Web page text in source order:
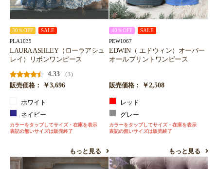
30％OFF SALE
PLA1035
LAURA ASHLEY（ローラアシュ
レイ）リボンワンピース
4.33
（3）
販売価格：
￥3,696
ホワイト
ネイビー
カラーをタップしてサイズ・在庫を表示
表記の無いサイズは販売終了
もっと見る
40％OFF SALE
PEW1067
EDWIN（ エドウィン）オーバー
オールプリントワンピース
販売価格： ￥2,508
レッド
グレー
カラーをタップしてサイズ・在庫を表示
表記の無いサイズは販売終了
もっと見る